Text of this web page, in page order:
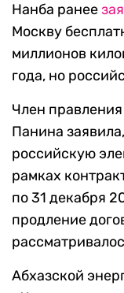
Нанба ранее
Москву
миллионов
года, но
Член
Панина
российскую
рамках
по 31 декабря
продление
Абхазской